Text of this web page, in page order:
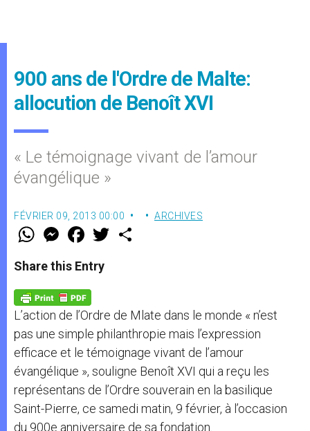
900 ans de l'Ordre de Malte:
allocution de Benoît XVI
« Le témoignage vivant de l’amour
évangélique »
FÉVRIER 09, 2013 00:00 ARCHIVES
W
t
s
p
p
M
e
s
e
g
e
r
F
a
e
b
o
k
w
Share this Entry
L’action de l’Ordre de Mlate dans le monde « n’est
pas une simple philanthropie mais l’expression
efficace et le témoignage vivant de l’amour
évangélique », souligne Benoît XVI qui a reçu les
représentans de l’Ordre souverain en la basilique
Saint-Pierre, ce samedi matin, 9 février, à l’occasion
du 900e anniversaire de sa fondation.